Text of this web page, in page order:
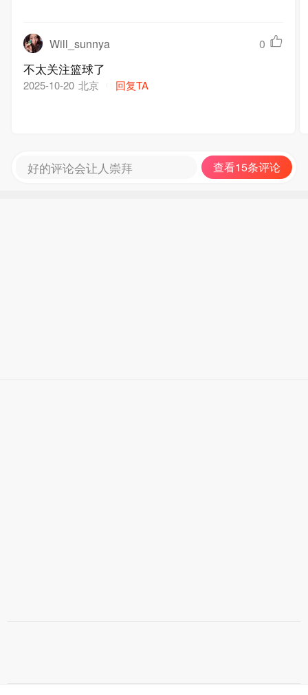
Will_sunnya 0
不太关注篮球了
2025-10-20 北京 回复TA
好的评论会让人崇拜 查看15条评论